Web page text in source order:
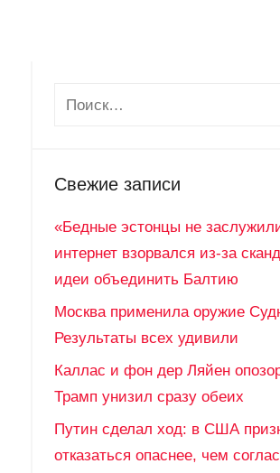
Свежие записи
«Бедные эстонцы не
интернет взорвался из-за
идеи объединить Балтию
Москва применила оружие
Результаты всех удивили
Каллас и фон дер Ляйен
Трамп унизил сразу обеих
Путин сделал ход: в США
отказаться опаснее, чем